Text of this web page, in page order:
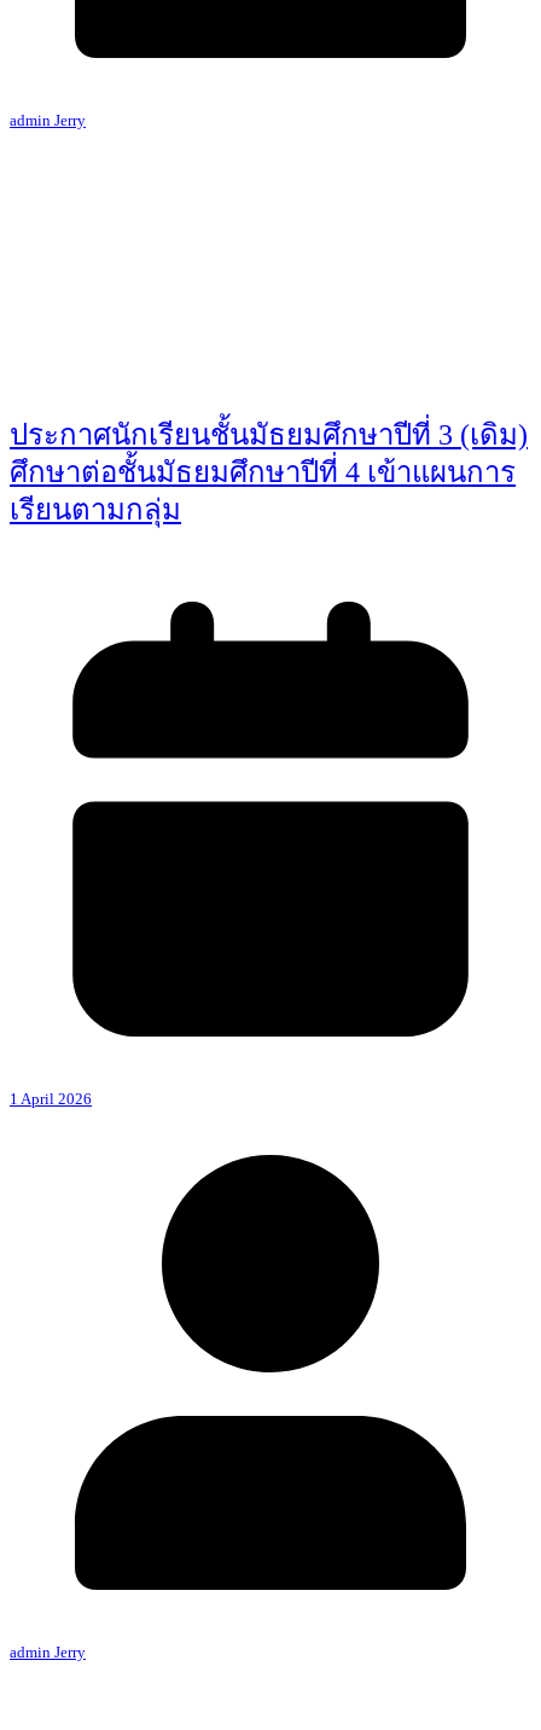
admin Jerry
ประกาศนักเรียนชั้นมัธยมศึกษาปีที่ 3 (เดิม)
ศึกษาต่อชั้นมัธยมศึกษาปีที่ 4 เข้าแผนการ
เรียนตามกลุ่ม
1 April 2026
admin Jerry